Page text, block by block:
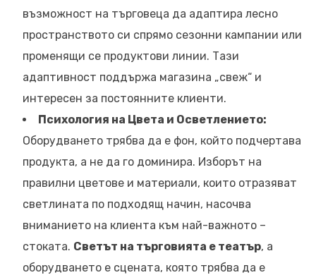
възможност на търговеца да адаптира лесно
пространството си спрямо сезонни кампании или
променящи се продуктови линии. Тази
адаптивност поддържа магазина „свеж“ и
интересен за постоянните клиенти.
Психология на Цвета и Осветлението:
Оборудването трябва да е фон, който подчертава
продукта, а не да го доминира. Изборът на
правилни цветове и материали, които отразяват
светлината по подходящ начин, насочва
вниманието на клиента към най-важното –
стоката. Светът на търговията е театър, а
оборудването е сцената, която трябва да е